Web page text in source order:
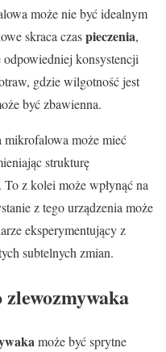
może nie być idealnym
skraca czaspieczenia,
konsystencji
gdzie wilgotność jest
być zbawienna.
mikrofalowa może mieć
strukturę
z kolei może wpłynąć na
z tego urządzenia może
eksperymentujący z
subtelnych zmian.
może być sprytne